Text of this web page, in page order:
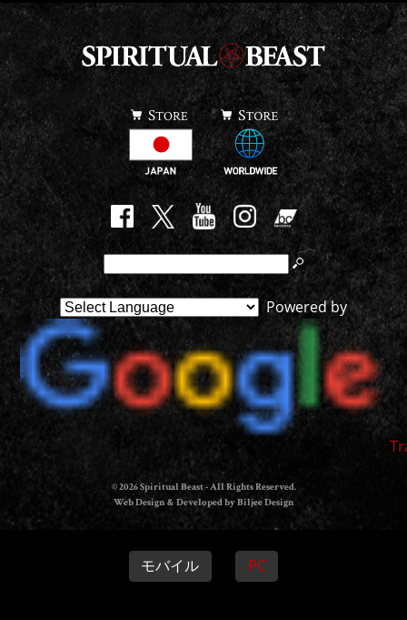
Powered by
© 2026 Spiritual Beast - All Rights Reserved.
Web Design & Developed by Biljee Design
モバイル PC